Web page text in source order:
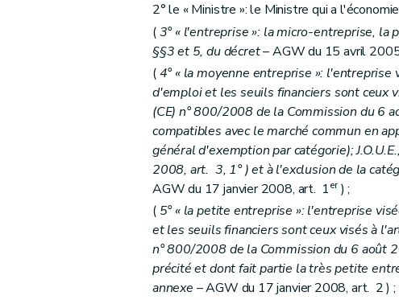
2° le « Ministre »: le Ministre qui a
(3° « l'entreprise »: la micro-entreprise,
§§3 et 5, du décret– AGW du 15 avril
(4° « la moyenne entreprise »:
d'emploi et les seuils financiers sont ceux
(CE) n° 800/2008 de la Commission du 6
compatibles avec le marché commun en
général d'exemption par catégorie);
2008, art. 3, 1° ) et à l'exclusion de la
AGW du 17 janvier 2008, art. 1er) ;
( 5° « la petite entreprise »: l'entreprise
et les seuils financiers sont ceux visés à
n° 800/2008 de la Commission du 6 août
précité et dont fait partie la très petite
annexe – AGW du 17 janvier 2008, art. 2 ) ;